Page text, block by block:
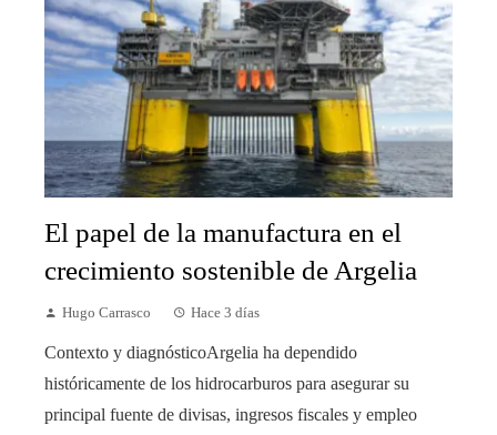
El papel de la manufactura en el
crecimiento sostenible de Argelia
Hugo Carrasco Hace 3 días
Contexto y diagnósticoArgelia ha dependido
históricamente de los hidrocarburos para asegurar su
principal fuente de divisas, ingresos fiscales y empleo